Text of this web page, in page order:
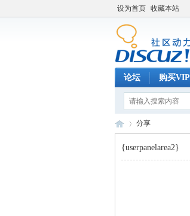
设为首页 收藏本站
论坛 购买VIP
分享
{userpanelarea2}